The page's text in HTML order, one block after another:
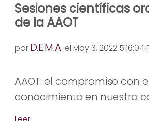
Sesiones científicas
de la AAOT
por D.E.M.A. el May 3, 2022 5:16:04
AAOT: el compromiso con el
conocimiento en nuestro